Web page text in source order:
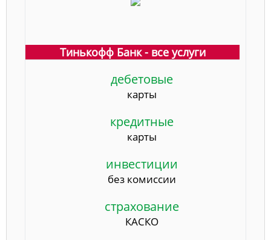
Тинькофф Банк - все услуги
дебетовые
карты
кредитные
карты
инвестиции
без комиссии
страхование
КАСКО